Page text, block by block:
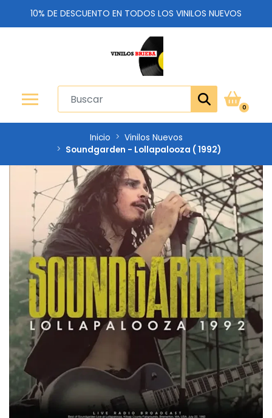
10% DE DESCUENTO EN TODOS LOS VINILOS NUEVOS
0
Inicio
Vinilos Nuevos
Soundgarden - Lollapalooza ( 1992)